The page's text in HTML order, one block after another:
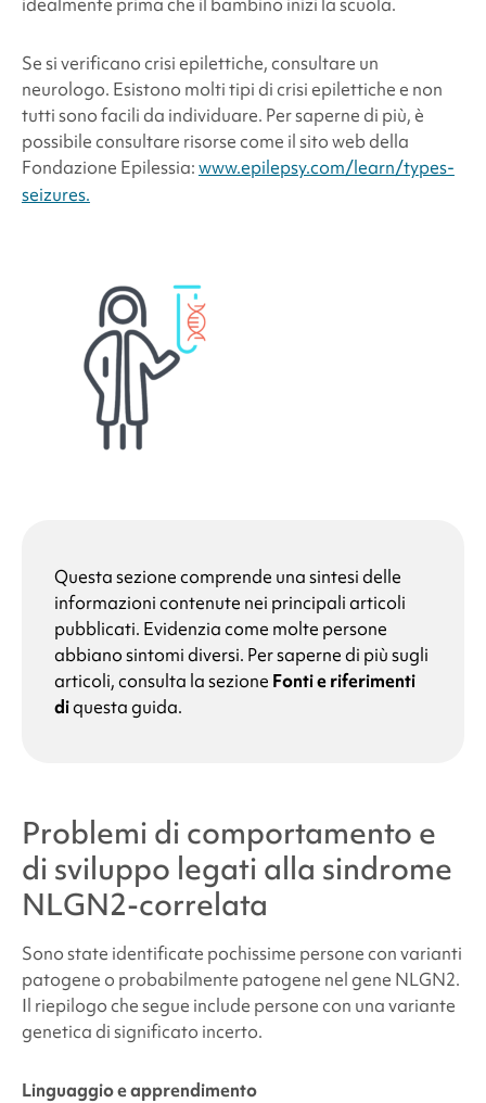
Se si verificano crisi epilettiche, consultare un
neurologo. Esistono molti tipi di crisi epilettiche e non
tutti sono facili da individuare. Per saperne di più, è
possibile consultare risorse come il sito web della
Fondazione Epilessia:www.epilepsy.com/learn/types-
seizures.
Questa sezione comprende una sintesi delle
informazioni contenute nei principali articoli
pubblicati. Evidenzia come molte persone
abbiano sintomi diversi. Per saperne di più sugli
articoli, consulta la sezione Fonti e riferimenti
diquesta guida.
Problemi di comportamento e
di sviluppo legati alla sindrome
NLGN2-correlata
Sono state identificate pochissime persone con varianti
patogene o probabilmente patogene nel gene NLGN2.
Il riepilogo che segue include persone con una variante
genetica di significato incerto.
Linguaggio e apprendimento